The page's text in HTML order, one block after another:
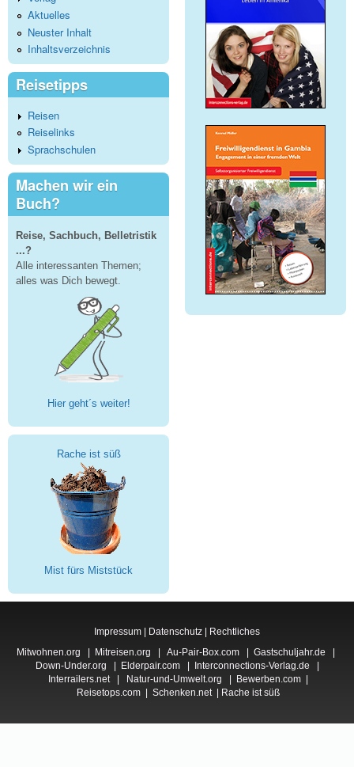
Aktuelles
Neuster Inhalt
Inhaltsverzeichnis
Reisetipps
Reisen
Reiselinks
Sprachschulen
Machen wir ein
Buch?
Reise, Sachbuch, Belletristik
...?
Alle interessanten Themen;
alles was Dich bewegt.
Hier geht´s weiter!
Rache ist süß
Mist fürs Miststück
Impressum | Datenschutz | Rechtliches
Mitwohnen.org
Mitreisen.org Au-Pair-Box.com Gastschuljahr.de
Down-Under.org
Elderpair.com| Interconnections-Verlag.de
Interrailers.net| Natur-und-Umwelt.org Bewerben.com
Reisetops.com
Schenken.net| Rache ist süß